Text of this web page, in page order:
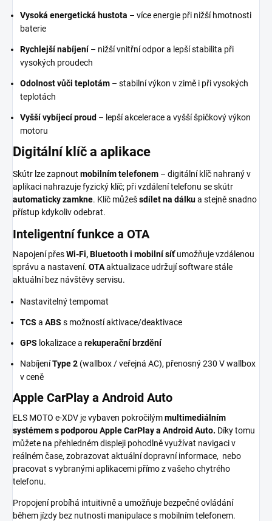
Vysoká energetická hustota – více energie při nižší hmotnosti
baterie
Rychlejší nabíjení– nižší vnitřní odpor a lepší stabilita při
vysokých proudech
Odolnost vůči teplotám – stabilní výkon v zimě i při vysokých
teplotách
Vyšší vybíjecí proud – lepší akcelerace a vyšší špičkový výkon
motoru
Digitální klíč a aplikace
Skútr lze zapnout mobilním telefonem – digitální klíč nahraný v
aplikaci nahrazuje fyzický klíč; při vzdálení telefonu se skútr
automaticky zamkne. Klíč můžešsdílet na dálkua stejně snadno
přístup kdykoliv odebrat.
Inteligentní funkce a OTA
Napojení přesWi-Fi, Bluetooth i mobilní síťumožňuje vzdálenou
správu a nastavení. OTAaktualizace udržují software stále
aktuální bez návštěvy servisu.
Nastavitelný tempomat
TCS a ABS s možností aktivace/deaktivace
GPS lokalizace a rekuperační brzdění
NabíjeníType 2 (wallbox / veřejná AC), přenosný 230 V wallbox
v ceně
Apple CarPlay a Android Auto
ELS MOTO e-XDV je vybaven pokročilýmmultimediálním
systémem s podporou Apple CarPlay a Android Auto. Díky tomu
můžete na přehledném displeji pohodlně využívat navigaci v
reálném čase, zobrazovat aktuální dopravní informace, nebo
pracovat s vybranými aplikacemi přímo z vašeho chytrého
telefonu.
Propojení probíhá intuitivně a umožňuje bezpečné ovládání
během jízdy bez nutnosti manipulace s mobilním telefonem.